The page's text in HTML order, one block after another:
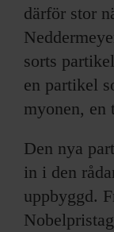
därför stor
sorts
en partikel
myonen, en
Den nya
in i den
uppbyggd.